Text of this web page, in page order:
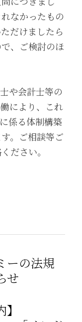
なかったもの
だけましたら
、ご検討のほ
や会計士等の
により、これ
係る体制構築
。ご相談等ご
ださい。
ーの法規
せ